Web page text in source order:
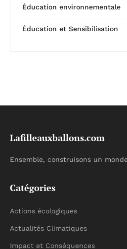
Éducation environnementale
Éducation et Sensibilisation
Lafilleauxballons.com
Ensemble, construisons un
Catégories
Actions écologiques
Actualités Climatiques
Impact et Conséquences